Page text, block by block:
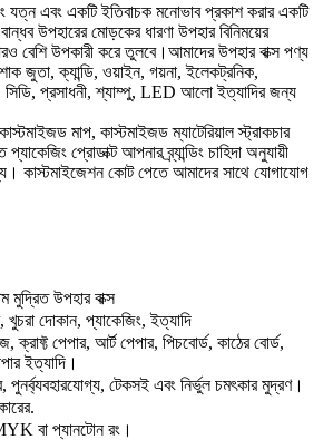
যত্ন এবং একটি ইতিবাচক মনোভাব প্রকাশ করার একটি
উপহারের মোড়কের ধারণা উপহার বিনিময়ের
বেশি উপকারী করে তুলবে।আমাদের উপহার বাক্স পণ্য
জুতা, ক্যান্ডি, ওয়াইন, গয়না, ইলেকট্রনিক,
সিডি, প্রসাধনী, শ্যাম্পু, LED আলো ইত্যাদির জন্য
মাপ, কাস্টমাইজড ম্যাটেরিয়াল স্ট্রাকচার
প্রোডাক্ট আপনার ব্র্যান্ডিং চাহিদা অনুযায়ী
কাস্টমাইজেশন কোট পেতে আমাদের সাথে যোগাযোগ
মুদ্রিত উপহার বাক্স
খুচরা দোকান, প্যাকেজিং, ইত্যাদি
ক্রাফ্ট পেপার, আর্ট পেপার, পিচবোর্ড, কাঠের বোর্ড,
ইত্যাদি।
পুনর্ব্যবহারযোগ্য, টেকসই এবং নির্ভুল চমৎকার মুদ্রণ।
বা প্যানটোন রং।